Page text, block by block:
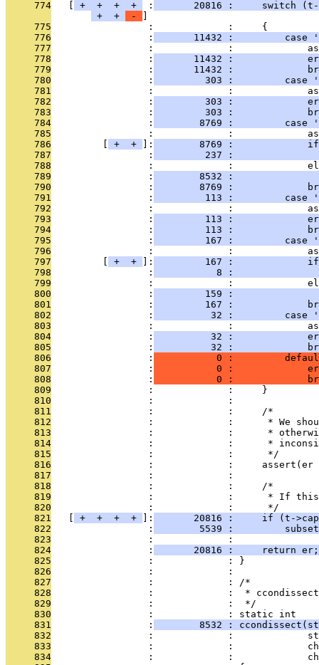
     774
+ + + + :
20816 :     switch
+
+ -
     775
                 :             :     {
     776
                 :
11432 :         case
     777
:             :
     778
                 :
11432 :
     779
                 :
11432 :
     780
                 :
303 :         case
     781
:             :
     782
                 :
303 :
     783
                 :
303 :
     784
                 :
8769 :         case
     785
:             :
     786
+ + ]:
8769 :
     787
                 :
237 :
     788
:             :
     789
                 :
8532 :
     790
                 :
8769 :
     791
                 :
113 :         case
     792
:             :
     793
                 :
113 :
     794
                 :
113 :
     795
                 :
167 :         case
     796
:             :
     797
+ + ]:
167 :
     798
                 :
8 :
     799
:             :
     800
                 :
159 :
     801
                 :
167 :
     802
                 :
32 :         case
     803
:             :
     804
                 :
32 :
     805
                 :
32 :
     806
                 :
0 :
     807
                 :
0 :
     808
                 :
0 :
     809
                 :             :     }
     810
                 :             :
     811
                 :             :     /*
     812
:             :      * We
     813
:             :      *
     814
:             :      *
     815
                 :             :      */
     816
:             :
     817
                 :             :
     818
                 :             :     /*
     819
:             :      * If
     820
                 :             :      */
     821
+ + + + ]:
20816 :     if (t-
     822
                 :
5539 :
     823
                 :             :
     824
                 :
       20816 :     return er;
     825
                 :             : }
     826
                 :             :
     827
                 :             : /*
     828
:             :  *
     829
                 :             :  */
     830
:             : static int
     831
                 :
8532 :
     832
:             :
     833
:             :
     834
:             :